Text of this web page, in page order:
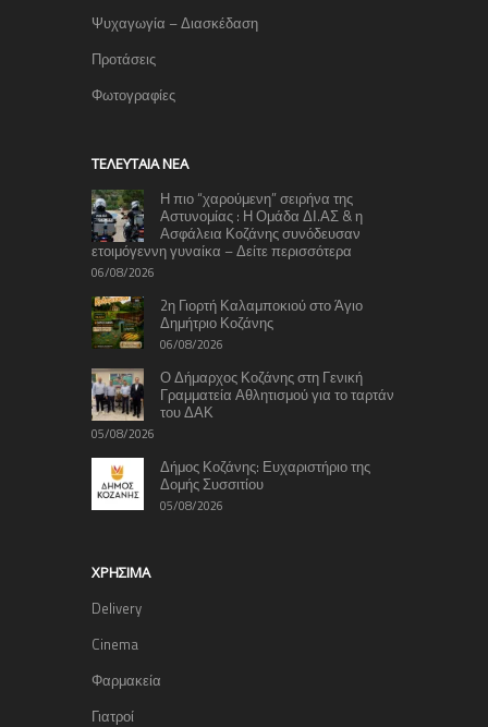
Ψυχαγωγία – Διασκέδαση
Προτάσεις
Φωτογραφίες
TΕΛΕΥΤΑΊΑ ΝΈΑ
Η πιο “χαρούμενη” σειρήνα της
Αστυνομίας : Η Ομάδα ΔΙ.ΑΣ & η
Ασφάλεια Κοζάνης συνόδευσαν
ετοιμόγεννη γυναίκα – Δείτε περισσότερα
06/08/2026
2η Γιορτή Καλαμποκιού στο Άγιο
Δημήτριο Κοζάνης
06/08/2026
Ο Δήμαρχος Κοζάνης στη Γενική
Γραμματεία Αθλητισμού για το ταρτάν
του ΔΑΚ
05/08/2026
Δήμος Κοζάνης: Ευχαριστήριο της
Δομής Συσσιτίου
05/08/2026
ΧΡΉΣΙΜΑ
Delivery
Cinema
Φαρμακεία
Γιατροί